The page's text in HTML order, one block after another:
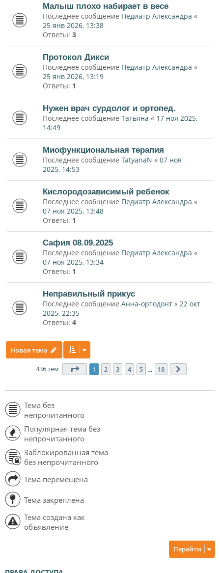
Малыш плохо набирает в весе
Последнее сообщение Педиатр Александра «
25 янв 2026, 13:38
Ответы: 3
Протокол Дикси
Последнее сообщение Педиатр Александра «
25 янв 2026, 13:19
Ответы: 1
Нужен врач сурдолог и ортопед.
Последнее сообщение Татьяна « 17 ноя 2025,
14:49
Миофункциональная терапия
Последнее сообщение TatyanaN « 07 ноя
2025, 14:53
Кислородозависимый ребенок
Последнее сообщение Педиатр Александра «
07 ноя 2025, 13:48
Ответы: 1
Сафия 08.09.2025
Последнее сообщение Педиатр Александра «
07 ноя 2025, 13:34
Ответы: 1
Неправильный прикус
Последнее сообщение Анна-ортодонт « 22 окт
2025, 22:35
Ответы: 4
Новая тема
436 тем Страница 1из 18
1 2 3 4 5 … 18
Тема без
непрочитанного
Популярная тема без
непрочитанного
Заблокированная тема
без непрочитанного
Тема перемещена
Тема закреплена
Тема создана как
объявление
Перейти